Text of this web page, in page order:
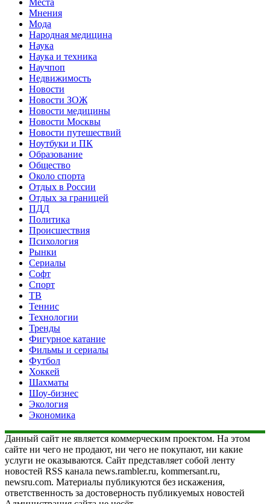
Мнения
Мода
Народная медицина
Наука
Наука и техника
Научпоп
Недвижимость
Новости
Новости ЗОЖ
Новости медицины
Новости Москвы
Новости путешествий
Ноутбуки и ПК
Образование
Общество
Около спорта
Отдых в России
Отдых за границей
ПДД
Политика
Происшествия
Психология
Рынки
Сериалы
Софт
Спорт
ТВ
Теннис
Технологии
Тренды
Фигурное катание
Фильмы и сериалы
Футбол
Хоккей
Шахматы
Шоу-бизнес
Экология
Экономика
Данный сайт не является коммерческим проектом. На этом
сайте ни чего не продают, ни чего не покупают, ни какие
услуги не оказываются. Сайт представляет собой ленту
новостей RSS канала news.rambler.ru, kommersant.ru,
newsru.com. Материалы публикуются без искажения,
ответственность за достоверность публикуемых новостей